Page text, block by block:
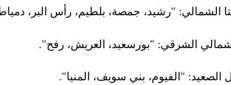
الشمالي: "رشيد، جمصة، بلطيم، رأس البر،
الشرقي: "بورسعيد، العريش، رفح".
الصعيد: "الفيوم، بني سويف، المنيا".